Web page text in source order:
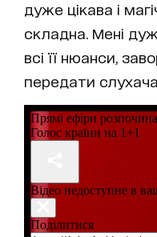
дуже цікава і
складна. Мені
всі її нюанси,
передати